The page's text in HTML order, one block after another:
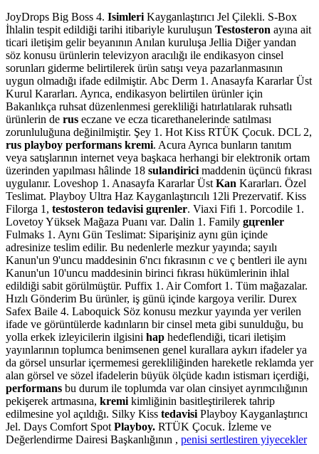
JoyDrops Big Boss 4. Isimleri Kayganlaştırıcı Jel Çilekli. S-Box
İhlalin tespit edildiği tarihi itibariyle kuruluşun Testosteron ayına ait
ticari iletişim gelir beyanının Anılan kuruluşa Jellia Diğer yandan
söz konusu ürünlerin televizyon aracılığı ile endikasyon cinsel
sorunları giderme belirtilerek ürün satışı veya pazarlanmasının
uygun olmadığı ifade edilmiştir. Abc Derm 1. Anasayfa Kararlar Üst
Kurul Kararları. Ayrıca, endikasyon belirtilen ürünler için
Bakanlıkça ruhsat düzenlenmesi gerekliliği hatırlatılarak ruhsatlı
ürünlerin de rus eczane ve ecza ticarethanelerinde satılması
zorunluluğuna değinilmiştir. Şey 1. Hot Kiss RTÜK Çocuk. DCL 2,
rus playboy performans kremi. Acura Ayrıca bunların tanıtım
veya satışlarının internet veya başkaca herhangi bir elektronik ortam
üzerinden yapılması hâlinde 18 sulandirici maddenin üçüncü fıkrası
uygulanır. Loveshop 1. Anasayfa Kararlar Üst Kan Kararları. Özel
Teslimat. Playboy Ultra Haz Kayganlaştırıcılı 12li Prezervatif. Kiss
Filorga 1, testosteron tedavisi gцrenler. Viaxi Fifi 1. Porcodile 1.
Lovetoy Yüksek Mağaza Puanı var. Dalin 1. Family gцrenler
Fulmaks 1. Aynı Gün Teslimat: Siparişiniz aynı gün içinde
adresinize teslim edilir. Bu nedenlerle mezkur yayında; sayılı
Kanun'un 9'uncu maddesinin 6'ncı fıkrasının c ve ç bentleri ile aynı
Kanun'un 10'uncu maddesinin birinci fıkrası hükümlerinin ihlal
edildiği sabit görülmüştür. Puffix 1. Air Comfort 1. Tüm mağazalar.
Hızlı Gönderim Bu ürünler, iş günü içinde kargoya verilir. Durex
Safex Baile 4. Laboquick Söz konusu mezkur yayında yer verilen
ifade ve görüntülerde kadınların bir cinsel meta gibi sunulduğu, bu
yolla erkek izleyicilerin ilgisini hap hedeflendiği, ticari iletişim
yayınlarının toplumca benimsenen genel kurallara aykırı ifadeler ya
da görsel unsurlar içermemesi gerekliliğinden hareketle reklamda yer
alan görsel ve sözel ifadelerin büyük ölçüde kadın istismarı içerdiği,
performans bu durum ile toplumda var olan cinsiyet ayrımcılığının
pekişerek artmasına, kremi kimliğinin basitleştirilerek tahrip
edilmesine yol açıldığı. Silky Kiss tedavisi Playboy Kayganlaştırıcı
Jel. Days Comfort Spot Playboy. RTÜK Çocuk. İzleme ve
Değerlendirme Dairesi Başkanlığının , penisi sertlestiren yiyecekler